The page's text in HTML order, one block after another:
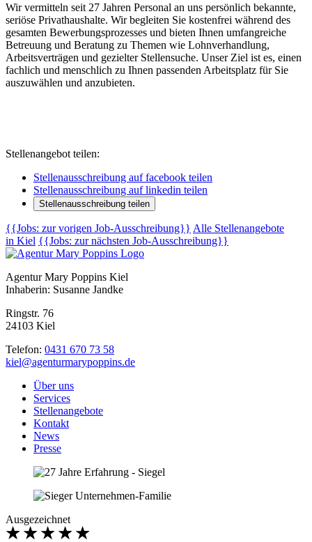
Wir vermitteln seit 27 Jahren Personal an uns persönlich bekannte,
seriöse Privathaushalte. Wir begleiten Sie kostenfrei während des
gesamten Bewerbungsprozesses und bieten Ihnen umfangreiche
Betreuung und Beratung zu Themen wie Lohnverhandlung,
Arbeitsverträgen und gezielter Stellensuche. Unser Ziel ist es, einen
fachlich und menschlich zu Ihnen passenden Arbeitsplatz für Sie
auszuwählen und anzubieten.
Stellenangebot teilen:
Stellenausschreibung auf facebook teilen
Stellenausschreibung auf linkedin teilen
Stellenausschreibung teilen
{{Jobs: zur vorigen Job-Ausschreibung}} Alle Stellenangebote
in Kiel {{Jobs: zur nächsten Job-Ausschreibung}}
Agentur Mary Poppins Kiel
Inhaberin: Susanne Jandke
Ringstr. 76
24103 Kiel
Telefon: 0431 670 73 58
kiel@agenturmarypoppins.de
Über uns
Services
Stellenangebote
Kontakt
News
Presse
Ausgezeichnet